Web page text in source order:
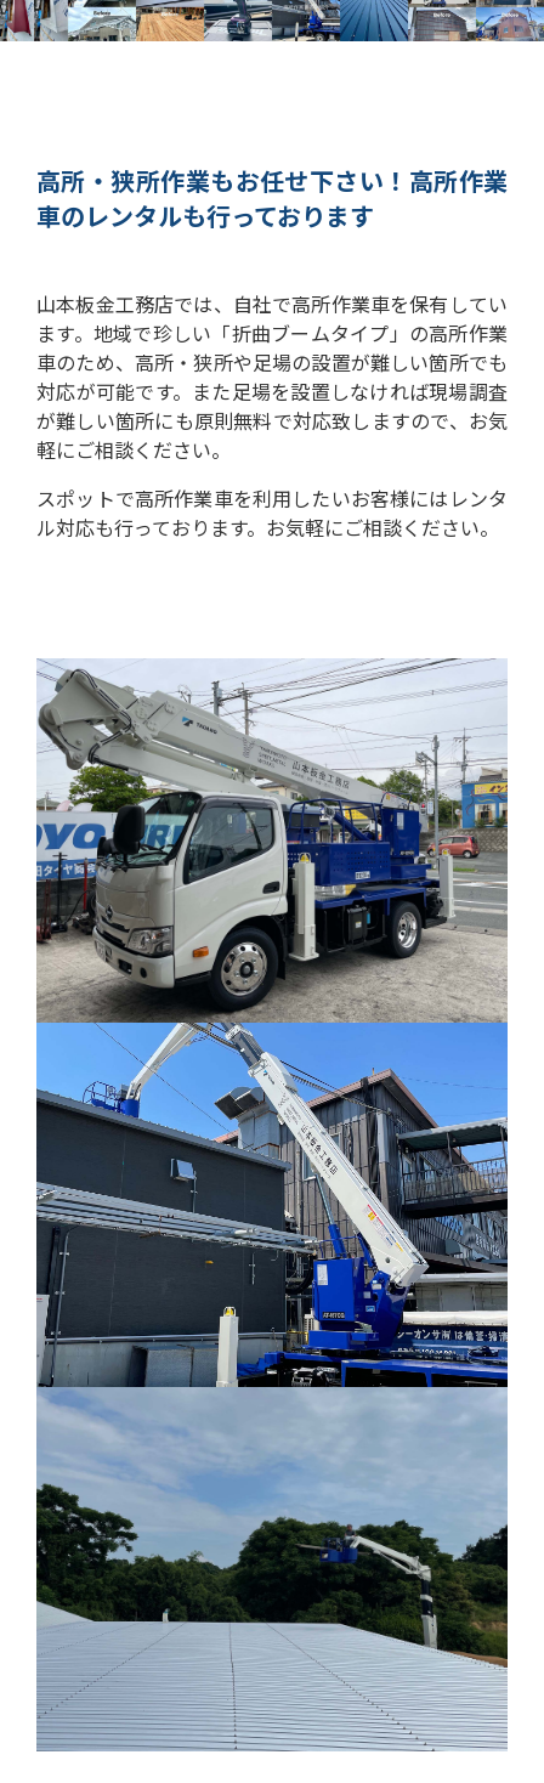
高所・狭所作業もお任せ下さい！ 高所作業
車のレンタルも行っております
山本板金工務店では、自社で高所作業車を保有してい
ます。 地域で珍しい「折曲ブームタイプ」の高所作業
車のため、高所・狭所や足場の設置が難しい箇所でも
対応が可能です。 また足場を設置しなければ現場調査
が難しい箇所にも原則無料で対応致しますので、お気
軽にご相談ください。
スポットで高所作業車を利用したいお客様にはレンタ
ル対応も行っております。お気軽にご相談ください。